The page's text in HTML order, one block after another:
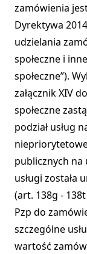
zamówienia
Dyrektywa
udzielania
społeczne i
społeczne”).
załącznik XIV
społeczne
podział usług
publicznych na
usługi została
(art. 138g -
Pzp do
szczególne
wartość